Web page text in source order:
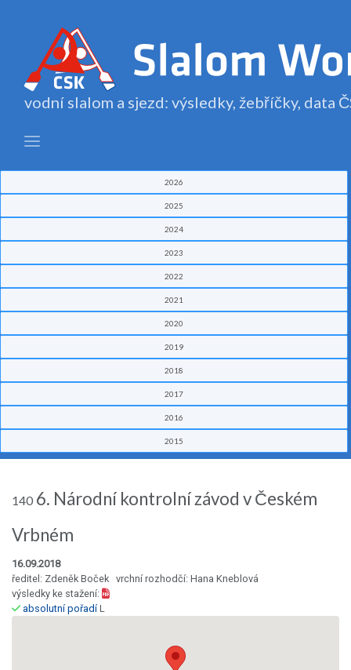
vodní slalom a sjezd: výsledky, žebříčky, data
2026
2025
2024
2023
2022
2021
2020
2019
2018
2017
2016
2015
140 6. Národní kontrolní závod v Českém
Vrbném
16.09.2018
ředitel: Zdeněk Boček vrchní rozhodčí: Hana Kneblová
výsledky ke stažení:
absolutní pořadíL